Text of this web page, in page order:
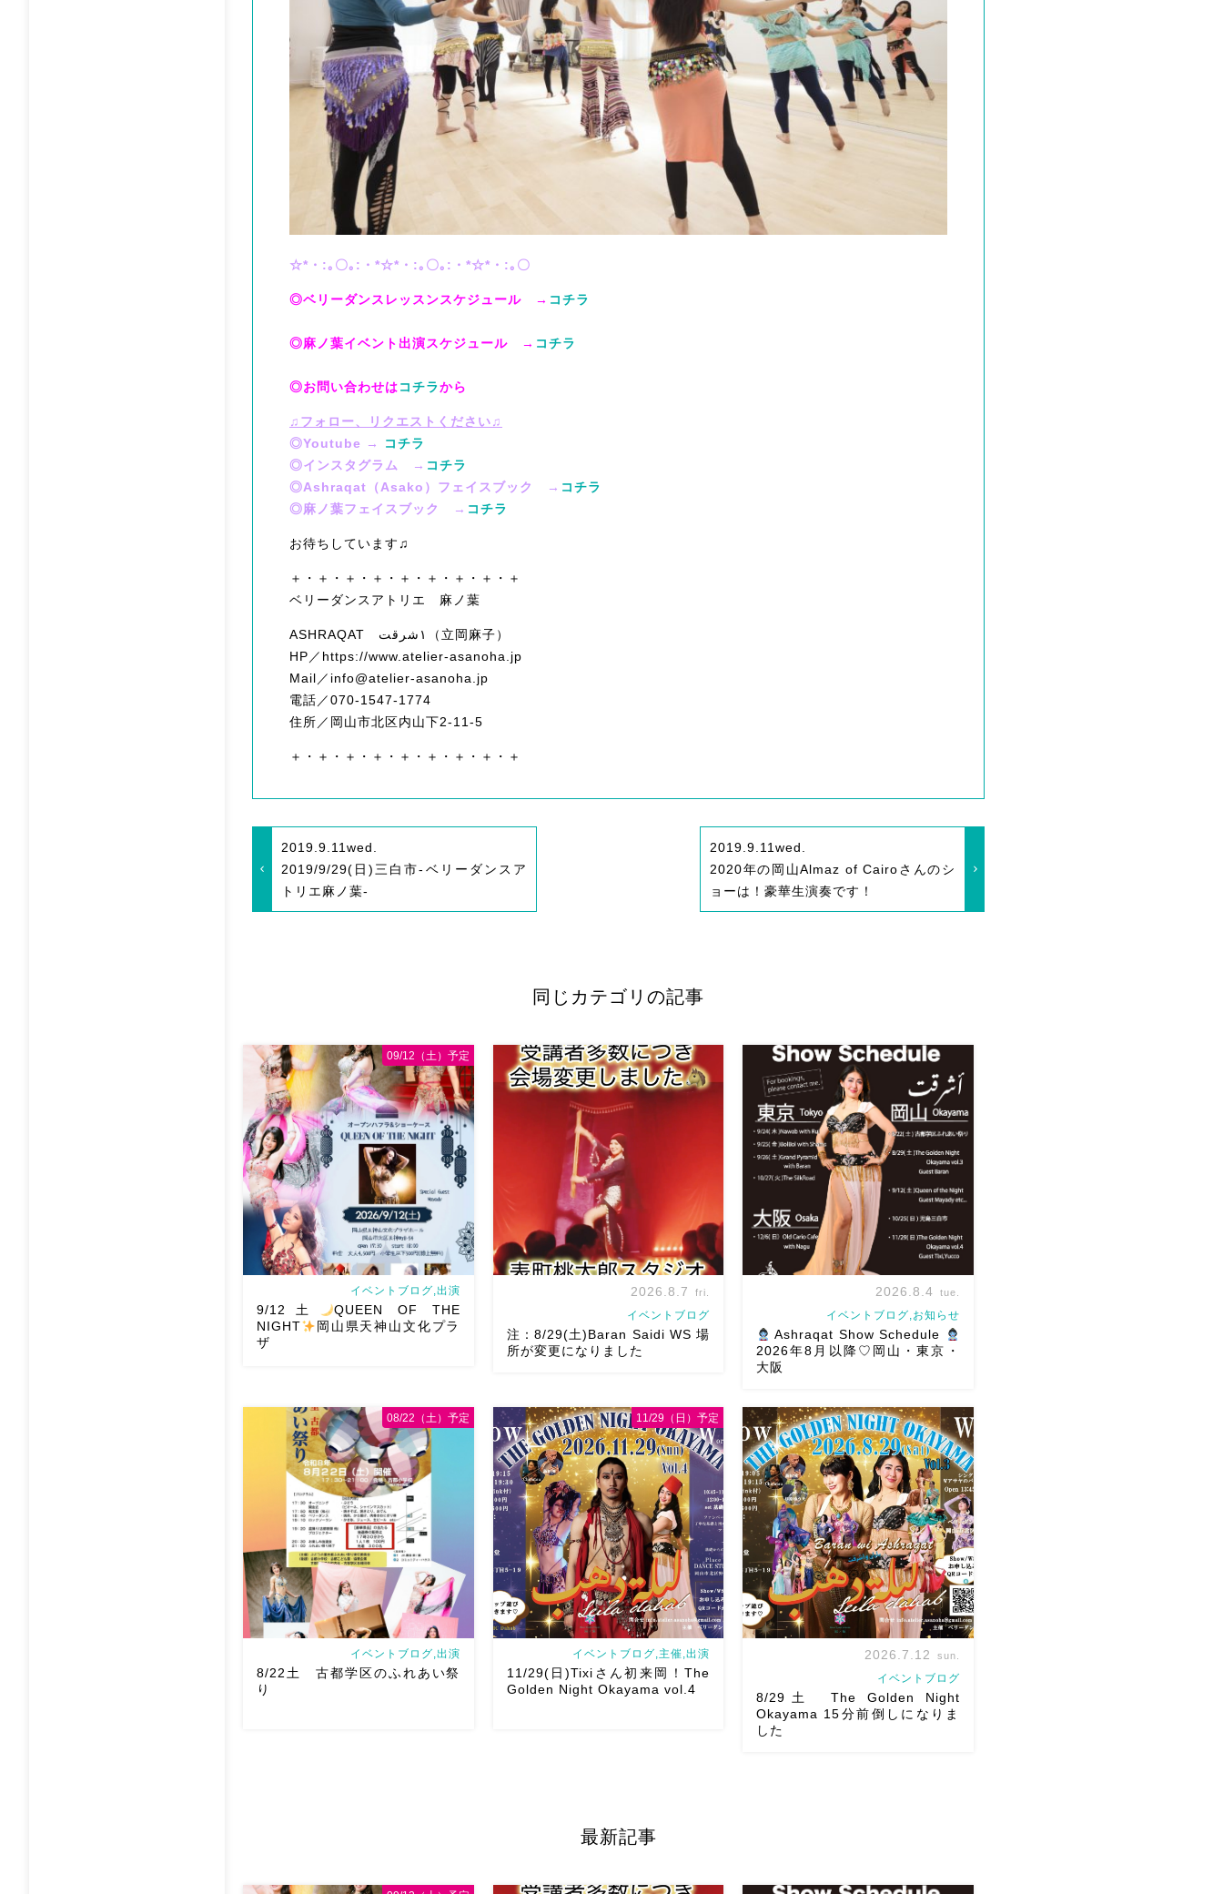
☆*・:｡〇｡:・*☆*・:｡〇｡:・*☆*・:｡〇
◎ベリーダンスレッスンスケジュール → コチラ
◎麻ノ葉イベント出演スケジュール → コチラ
◎お問い合わせはコチラから
♫フォロー、リクエストください♫
◎Youtube →
コチラ
◎インスタグラム → コチラ
◎Ashraqat（Asako）フェイスブック → コチラ
◎麻ノ葉フェイスブック → コチラ
お待ちしています♫
＋・＋・＋・＋・＋・＋・＋・＋・＋
ベリーダンスアトリエ 麻ノ葉
ASHRAQAT ١شرقت（立岡麻子）
HP／https://www.atelier-asanoha.jp
Mail／info@atelier-asanoha.jp
電話／070-1547-1774
住所／岡山市北区内山下2-11-5
＋・＋・＋・＋・＋・＋・＋・＋・＋
2019.9.11 wed.
2019/9/29(日)三白市-ベリーダンスア
トリエ麻ノ葉-
2019.9.11 wed.
2020年の岡山Almaz of Cairoさんのシ
ョーは！豪華生演奏です！
同じカテゴリの記事
2026/9/12(土)Ricoさん主催
QUEEN OF THE NIGHT岡山県天神山
文化プラザ Guestに女神
@mayadyorientaldance さん
オーラ浴びに行きましょー […]
イベントブログ,出演
9/12土
QUEEN OF THE
NIGHT
岡山県天神山文化プラ
ザ
09/12（土）予定
8/29（土）Baran Saidi WSお申し込み
多数につき会場変更しました♡ 表町桃
太郎スタジオ岡山県岡山市 北区表町2丁
目6-64 4階 ショー会場から近いの
で、安心♡駅からもバスで天満屋バス
ス […]
2026.8.7 fri.
イベントブログ
注：8/29(土)Baran Saidi WS 場
所が変更になりました
8月以降のショースケジュールです♡皆
様にお会いできますように
ご予約は
メッセージください
お待ちしていま
す
Ashraqat Show Schedule
岡山・8/22(土) […]
2026.8.4 tue.
イベントブログ,お知らせ
Ashraqat Show Schedule
2026年8月以降♡岡山・東京・
大阪
す
遊びにいら […]
イベントブログ,出演
8/22土 古都学区のふれあい祭
り
08/22（土）予定
2026/11/29(日)Tixiさん初来岡！The
Golden Night Okayama vol.4 本日8/1
Show 】 Guest DancerTixi […]
イベントブログ,主催,出演
11/29(日)Tixiさん初来岡！The
Golden Night Okayama vol.4
11/29（日）予定
曲をソロ踊ります […]
2026.7.12 sun.
イベントブログ
8/29土 The Golden Night
Okayama 15分前倒しになりま
した
最新記事